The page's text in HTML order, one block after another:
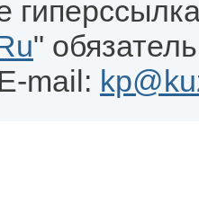
"
mail: